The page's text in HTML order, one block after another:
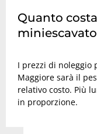
Quanto
I prezzi di noleggio
Maggiore sarà il
relativo costo. Più
in proporzione.